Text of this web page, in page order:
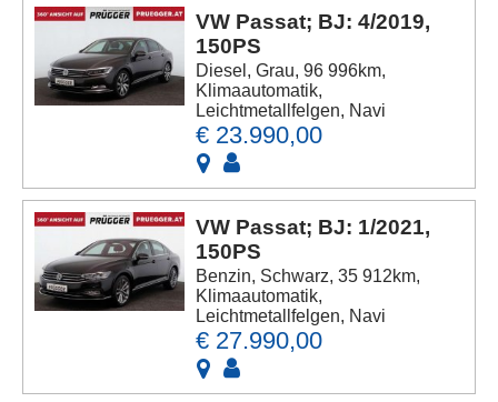
VW Passat; BJ: 4/2019,
150PS
Diesel, Grau, 96 996km,
Klimaautomatik,
Leichtmetallfelgen, Navi
€ 23.990,00
VW Passat; BJ: 1/2021,
150PS
Benzin, Schwarz, 35 912km,
Klimaautomatik,
Leichtmetallfelgen, Navi
€ 27.990,00